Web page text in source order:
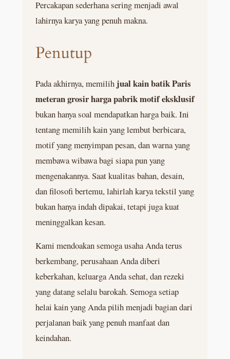
Percakapan sederhana sering menjadi awal
lahirnya karya yang penuh makna.
Penutup
Pada akhirnya, memilih jual kain batik Paris
meteran grosir harga pabrik motif eksklusif
bukan hanya soal mendapatkan harga baik. Ini
tentang memilih kain yang lembut berbicara,
motif yang menyimpan pesan, dan warna yang
membawa wibawa bagi siapa pun yang
mengenakannya. Saat kualitas bahan, desain,
dan filosofi bertemu, lahirlah karya tekstil yang
bukan hanya indah dipakai, tetapi juga kuat
meninggalkan kesan.
Kami mendoakan semoga usaha Anda terus
berkembang, perusahaan Anda diberi
keberkahan, keluarga Anda sehat, dan rezeki
yang datang selalu barokah. Semoga setiap
helai kain yang Anda pilih menjadi bagian dari
perjalanan baik yang penuh manfaat dan
keindahan.